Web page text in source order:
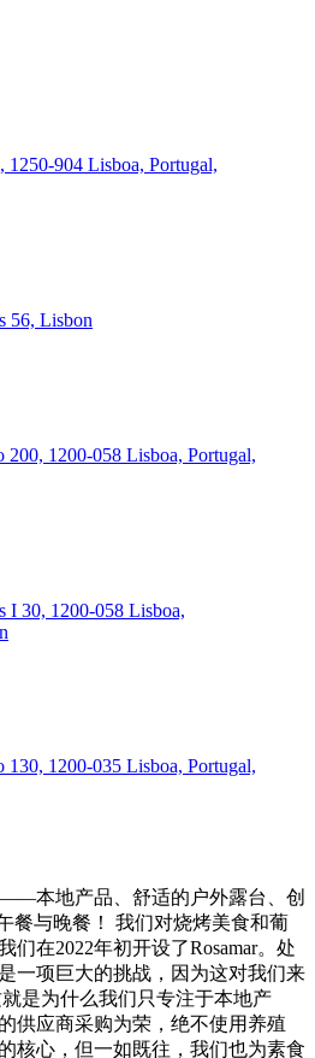
1250-904 Lisboa, Portugal,
56, Lisbon
200, 1200-058 Lisboa, Portugal,
I 30, 1200-058 Lisboa,
130, 1200-035 Lisboa, Portugal,
本地产品、舒适的户外露台、创
餐与晚餐！ 我们对烧烤美食和葡
们在2022年初开设了Rosamar。处
一项巨大的挑战，因为这对我们来
是为什么我们只专注于本地产
供应商采购为荣，绝不使用养殖
核心，但一如既往，我们也为素食